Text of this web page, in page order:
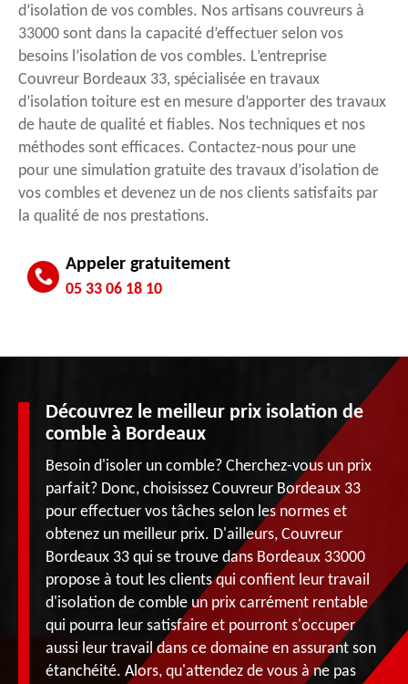
d’isolation de vos combles. Nos artisans couvreurs à
33000 sont dans la capacité d’effectuer selon vos
besoins l’isolation de vos combles. L’entreprise
Couvreur Bordeaux 33, spécialisée en travaux
d’isolation toiture est en mesure d’apporter des travaux
de haute de qualité et fiables. Nos techniques et nos
méthodes sont efficaces. Contactez-nous pour une
pour une simulation gratuite des travaux d’isolation de
vos combles et devenez un de nos clients satisfaits par
la qualité de nos prestations.
Appeler gratuitement
05 33 06 18 10
Découvrez le meilleur prix isolation de
comble à Bordeaux
Besoin d'isoler un comble? Cherchez-vous un prix
parfait? Donc, choisissez Couvreur Bordeaux 33
pour effectuer vos tâches selon les normes et
obtenez un meilleur prix. D'ailleurs, Couvreur
Bordeaux 33 qui se trouve dans Bordeaux 33000
propose à tout les clients qui confient leur travail
d'isolation de comble un prix carrément rentable
qui pourra leur satisfaire et pourront s'occuper
aussi leur travail dans ce domaine en assurant son
étanchéité. Alors, qu'attendez de vous à ne pas